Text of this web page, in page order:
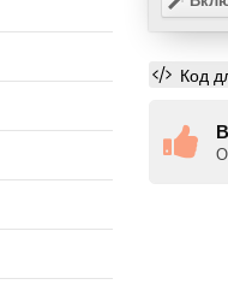
Код